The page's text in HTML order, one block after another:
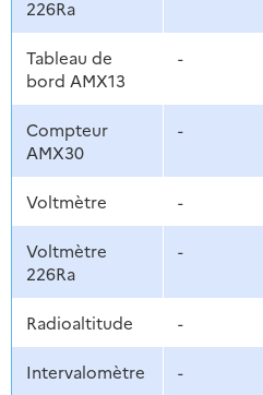
226Ra
Tableau de
bord AMX13
-
Compteur
AMX30
-
Voltmètre -
Voltmètre
226Ra
-
Radioaltitude -
Intervalomètre -